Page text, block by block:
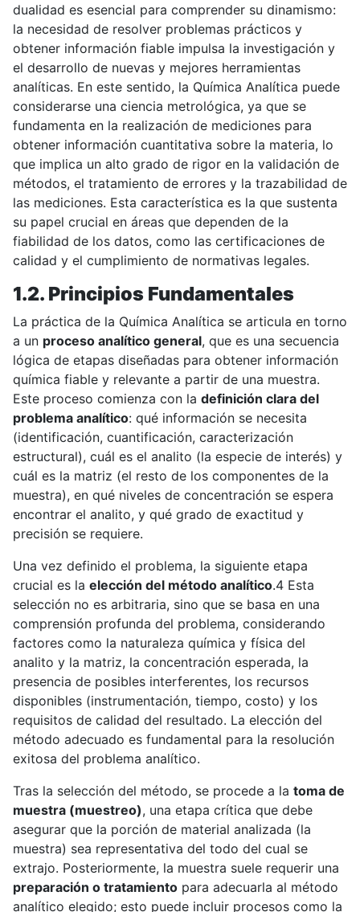
dualidad es esencial para comprender su dinamismo:
la necesidad de resolver problemas prácticos y
obtener información fiable impulsa la investigación y
el desarrollo de nuevas y mejores herramientas
analíticas. En este sentido, la Química Analítica puede
considerarse una ciencia metrológica, ya que se
fundamenta en la realización de mediciones para
obtener información cuantitativa sobre la materia, lo
que implica un alto grado de rigor en la validación de
métodos, el tratamiento de errores y la trazabilidad de
las mediciones. Esta característica es la que sustenta
su papel crucial en áreas que dependen de la
fiabilidad de los datos, como las certificaciones de
calidad y el cumplimiento de normativas legales.
1.2. Principios Fundamentales
La práctica de la Química Analítica se articula en torno
a un proceso analítico general, que es una secuencia
lógica de etapas diseñadas para obtener información
química fiable y relevante a partir de una muestra.
Este proceso comienza con la definición clara del
problema analítico: qué información se necesita
(identificación, cuantificación, caracterización
estructural), cuál es el analito (la especie de interés) y
cuál es la matriz (el resto de los componentes de la
muestra), en qué niveles de concentración se espera
encontrar el analito, y qué grado de exactitud y
precisión se requiere.
Una vez definido el problema, la siguiente etapa
crucial es la elección del método analítico.4 Esta
selección no es arbitraria, sino que se basa en una
comprensión profunda del problema, considerando
factores como la naturaleza química y física del
analito y la matriz, la concentración esperada, la
presencia de posibles interferentes, los recursos
disponibles (instrumentación, tiempo, costo) y los
requisitos de calidad del resultado. La elección del
método adecuado es fundamental para la resolución
exitosa del problema analítico.
Tras la selección del método, se procede a la toma de
muestra (muestreo), una etapa crítica que debe
asegurar que la porción de material analizada (la
muestra) sea representativa del todo del cual se
extrajo. Posteriormente, la muestra suele requerir una
preparación o tratamiento para adecuarla al método
analítico elegido; esto puede incluir procesos como la